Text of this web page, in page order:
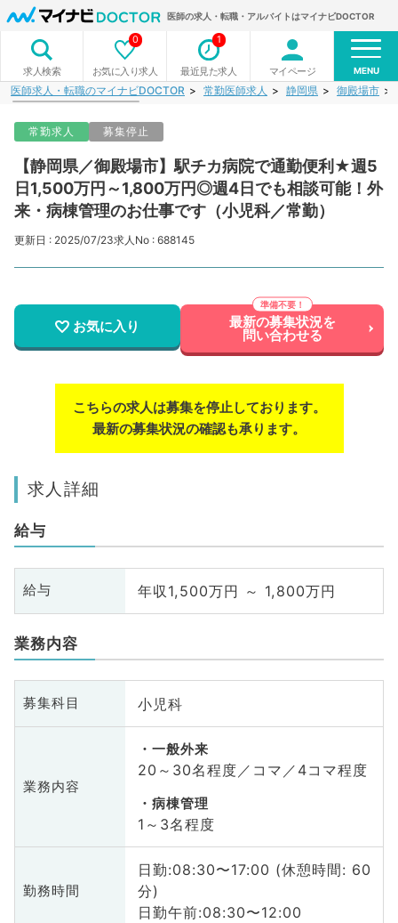
医師の求人・転職・アルバイトはマイナビDOCTOR
求人検索 お気に入り求人
0
最近見た求人
1
マイページ MENU
医師求人・転職のマイナビDOCTOR 常勤医師求人 静岡県 御殿場市
常勤求人 募集停止
【静岡県／御殿場市】駅チカ病院で通勤便利★週5
日1,500万円～1,800万円◎週4日でも相談可能！外
来・病棟管理のお仕事です（小児科／常勤）
更新日 : 2025/07/23求人No : 688145
お気に入り 最新の募集状況を
問い合わせる
こちらの求人は募集を停止しております。
最新の募集状況の確認も承ります。
求人詳細
給与
給与 年収1,500万円 ～ 1,800万円
業務内容
募集科目 小児科
業務内容
一般外来
20～30名程度／コマ／4コマ程度
病棟管理
1～3名程度
勤務時間
日勤:08:30〜17:00 (休憩時間: 60
分)
日勤午前:08:30〜12:00